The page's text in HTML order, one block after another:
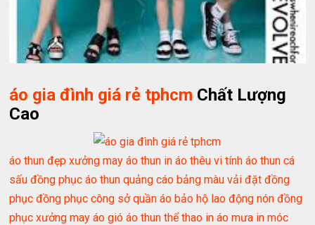
áo gia đình giá rẻ tphcm Chất Lượng
Cao
áo thun đẹp xưởng may áo thun in áo thêu vi tính áo thun cá
sấu đồng phục áo thun quảng cáo bảng màu vải đặt đồng
phục đồng phục công sở quần áo bảo hộ lao động nón đồng
phục xưởng may áo gió áo thun thể thao in áo mưa in móc